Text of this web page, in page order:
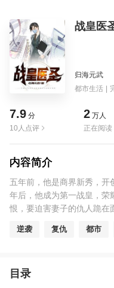
战皇医
归海元武
都市生活 |
7.9 分
10人点评
2 万人
正在阅读
内容简介
五年前，他是商界新秀，开
年后，他成为第一战皇，荣
恨，要迫害妻子的仇人跪在
逆袭 复仇 都市
目录